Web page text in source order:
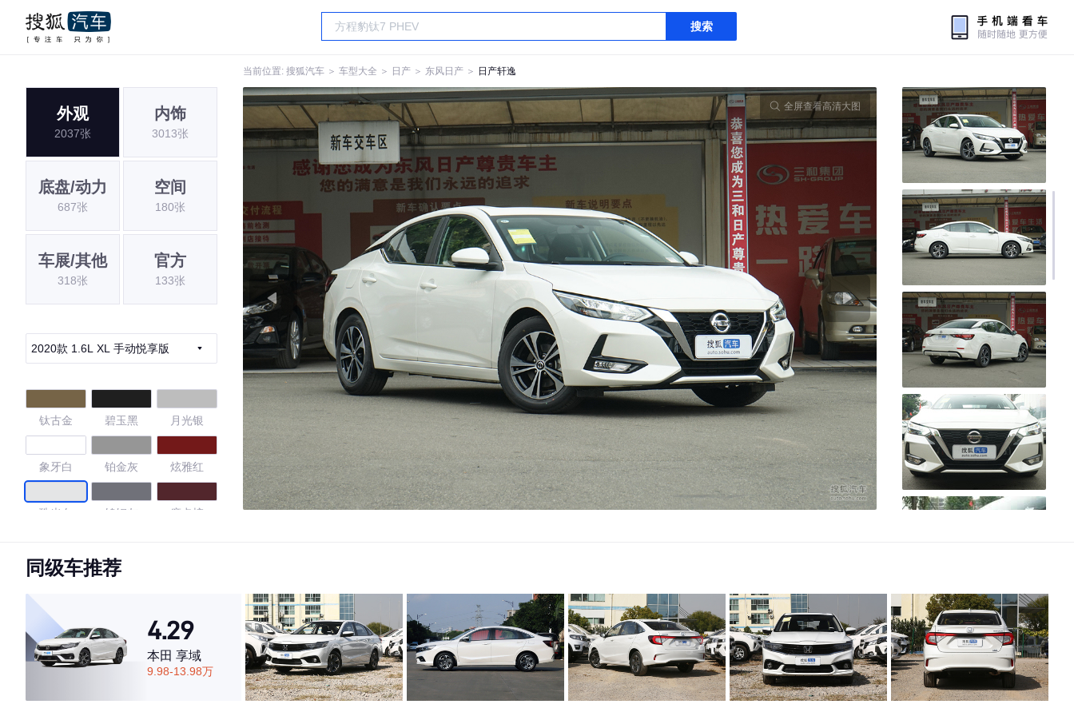
搜索
当前位置: 搜狐汽车 ＞ 车型大全 ＞ 日产 ＞ 东风日产 ＞ 日产轩逸
外观
2037张
内饰
3013张
底盘/动力
687张
空间
180张
车展/其他
318张
官方
133张
2020款 1.6L XL 手动悦享版
钛古金 碧玉黑 月光银
象牙白 铂金灰 炫雅红
珠光白 钨钢灰 摩卡棕
旋风橙 曜石黑
4.68
·外观表现一般，低于53%同级车
全屏查看高清大图
同级车推荐
4.29
本田 享域
9.98-13.98万